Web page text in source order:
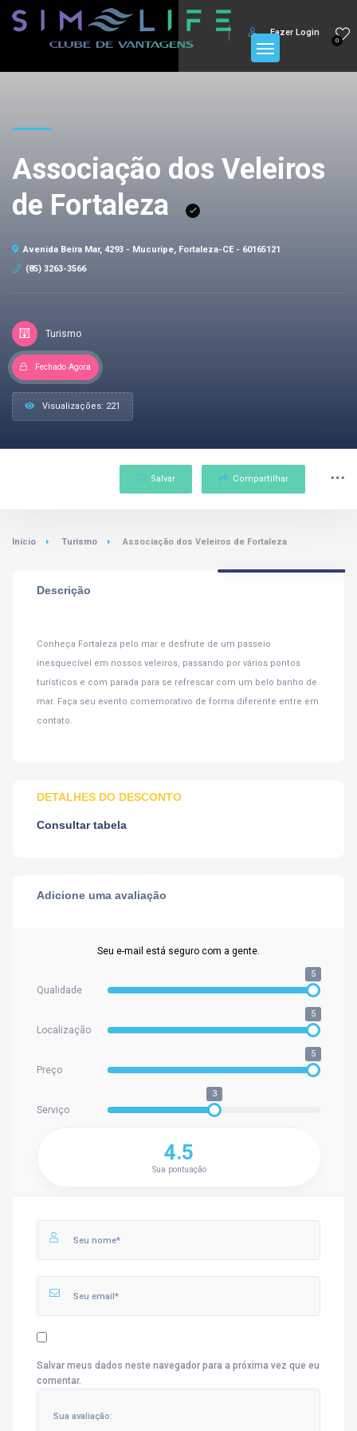
0
Fazer Login
Associação dos Veleiros
de Fortaleza
Avenida Beira Mar, 4293 - Mucuripe, Fortaleza-CE - 60165121
(85) 3263-3566
Turismo
Fechado Agora
Visualizações: 221
Salvar Compartilhar
Início Turismo Associação dos Veleiros de Fortaleza
Descrição
Conheça Fortaleza pelo mar e desfrute de um passeio
inesquecível em nossos veleiros, passando por vários pontos
turísticos e com parada para se refrescar com um belo banho de
mar. Faça seu evento comemorativo de forma diferente entre em
contato.
DETALHES DO DESCONTO
Consultar tabela
Adicione uma avaliação
Seu e-mail está seguro com a gente.
Qualidade
5
Localização
5
Preço
5
Serviço
3
4.5
Sua pontuação
Salvar meus dados neste navegador para a próxima vez que eu
comentar.